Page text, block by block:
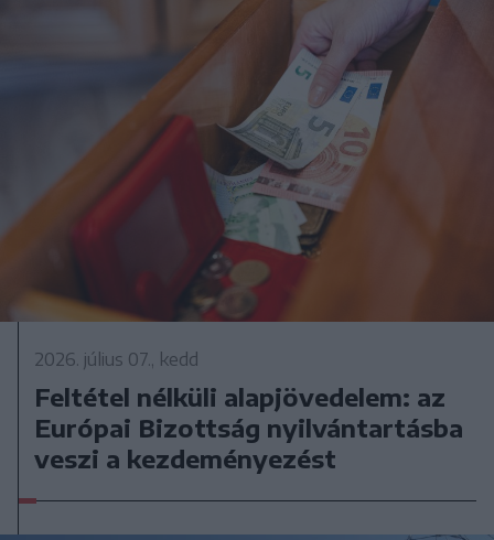
2026. július 07., kedd
Feltétel nélküli alapjövedelem: az
Európai Bizottság nyilvántartásba
veszi a kezdeményezést